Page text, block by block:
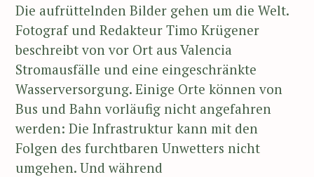
Die aufrüttelnden Bilder gehen um die Welt.
Fotograf und Redakteur Timo Krügener
beschreibt von vor Ort aus Valencia
Stromausfälle und eine eingeschränkte
Wasserversorgung. Einige Orte können von
Bus und Bahn vorläufig nicht angefahren
werden: Die Infrastruktur kann mit den
Folgen des furchtbaren Unwetters nicht
umgehen. Und während